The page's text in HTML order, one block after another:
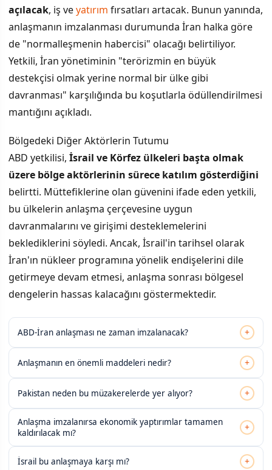
açılacak, iş veyatırım fırsatları artacak. Bunun yanında,
anlaşmanın imzalanması durumunda İran halka göre
de "normalleşmenin habercisi" olacağı belirtiliyor.
Yetkili, İran yönetiminin "terörizmin en büyük
destekçisi olmak yerine normal bir ülke gibi
davranması" karşılığında bu koşutlarla ödüllendirilmesi
mantığını açıkladı.
Bölgedeki Diğer Aktörlerin Tutumu
ABD yetkilisi, İsrail ve Körfez ülkeleri başta olmak
üzere bölge aktörlerinin sürece katılım gösterdiğini
belirtti. Müttefiklerine olan güvenini ifade eden yetkili,
bu ülkelerin anlaşma çerçevesine uygun
davranmalarını ve girişimi desteklemelerini
beklediklerini söyledi. Ancak, İsrail'in tarihsel olarak
İran'ın nükleer programına yönelik endişelerini dile
getirmeye devam etmesi, anlaşma sonrası bölgesel
dengelerin hassas kalacağını göstermektedir.
ABD-İran anlaşması ne zaman imzalanacak? +
Anlaşmanın en önemli maddeleri nedir? +
Pakistan neden bu müzakerelerde yer alıyor? +
Anlaşma imzalanırsa ekonomik yaptırımlar tamamen
kaldırılacak mı?
+
İsrail bu anlaşmaya karşı mı? +